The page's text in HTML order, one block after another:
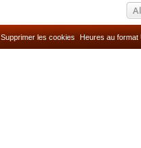
Heures au format
Supprimer les cookies